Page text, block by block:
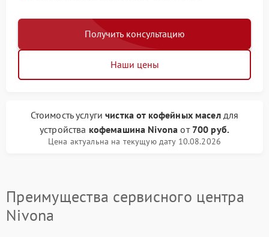
Получить консультацию
Наши цены
Стоимость услугичистка от кофейных маселдля
устройства кофемашина Nivona от 700 руб.
Цена актуальна на текущую дату 10.08.2026
Преимущества сервисного центра
Nivona